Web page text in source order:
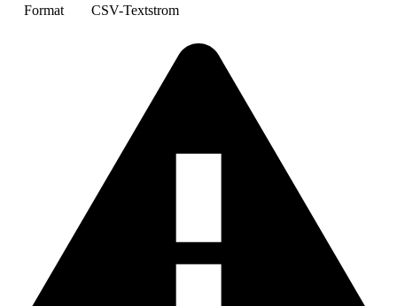
Format
CSV-Textstrom